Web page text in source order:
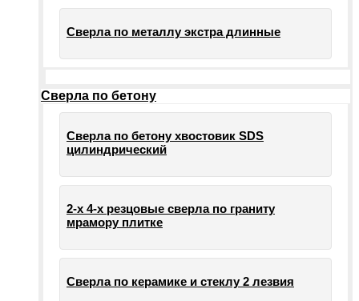
Сверла по металлу экстра длинные
Сверла по бетону
Сверла по бетону хвостовик SDS
цилиндрический
2-х 4-х резцовые сверла по граниту
мрамору плитке
Сверла по керамике и стеклу 2 лезвия